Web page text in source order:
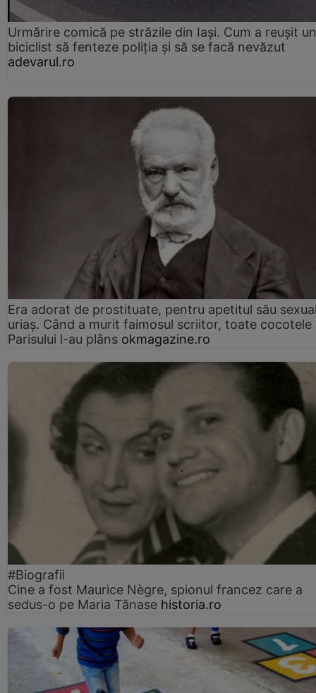
Urmărire comică pe străzile din Iași. Cum a reușit un
biciclist să fenteze poliția și să se facă nevăzut
adevarul.ro
Era adorat de prostituate, pentru apetitul său
uriaș. Când a murit faimosul scriitor, toate cocotele
Parisului l-au plâns okmagazine.ro
#Biografii
Cine a fost Maurice Nègre, spionul francez care a
sedus-o pe Maria Tănase historia.ro